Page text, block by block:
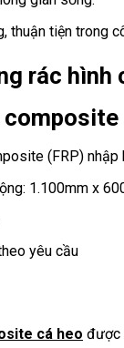
thuận tiện trong
rác hình
(FRP)
1.100mm x
yêu cầu
cá heo được